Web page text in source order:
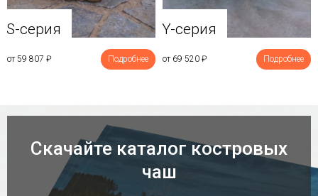
S-серия
от 59 807 ₽ Подробнее
Y-серия
от 69 520 ₽ Подробнее
Скачайте каталог костровых
чаш